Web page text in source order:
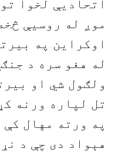
اتحاديې لخوا
موږ له روسيې
اوکراین په
له هغو سره د
ولګول شي او
تل لپاره ورنه
په ورته مهال
هېواد دی چې د